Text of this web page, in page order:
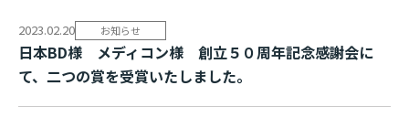
2023.02.20 お知らせ
日本BD様 メディコン様 創立５０周年記念感謝会に
て、二つの賞を受賞いたし ま し た 。